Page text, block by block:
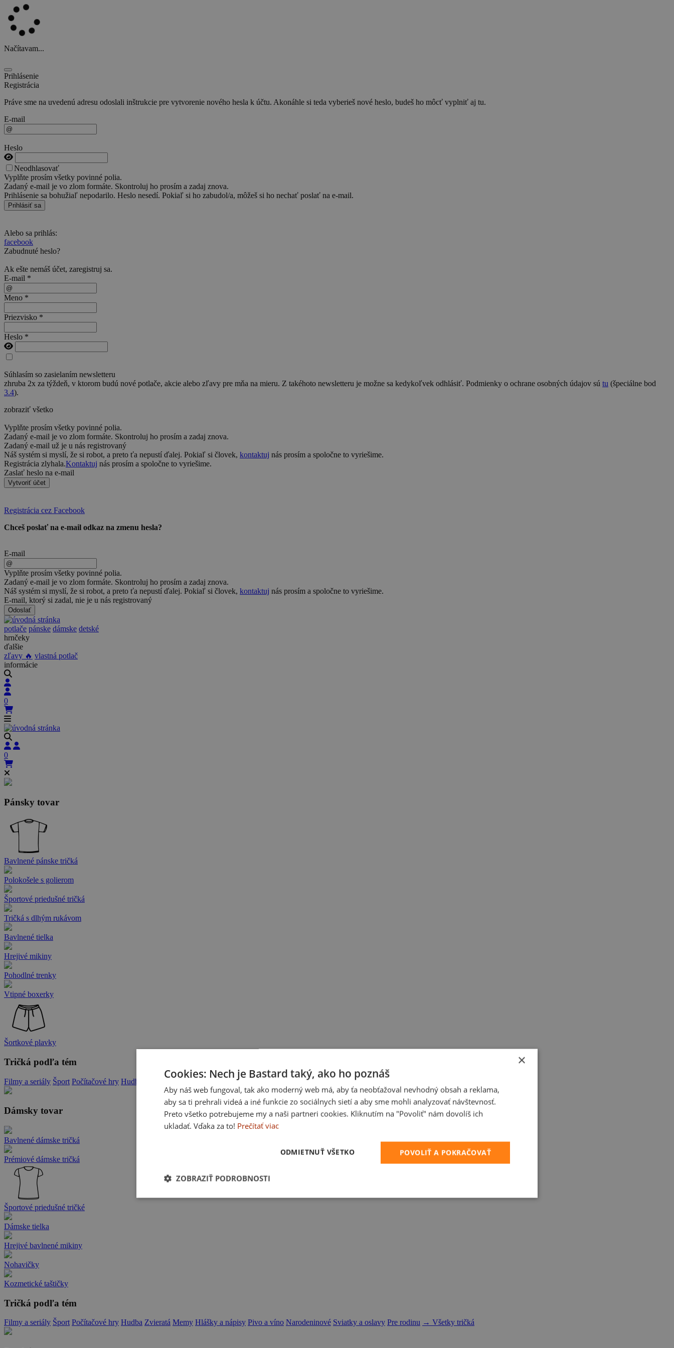
Načítavam...
Prihlásenie
Registrácia
Práve sme na uvedenú adresu odoslali inštrukcie pre vytvorenie nového hesla k účtu. Akonáhle si teda vyberieš nové heslo, budeš ho môcť vyplniť aj tu.
E-mail
Heslo
Neodhlasovať
Vyplňte prosím všetky povinné polia.
Zadaný e-mail je vo zlom formáte. Skontroluj ho prosím a zadaj znova.
Prihlásenie sa bohužiaľ nepodarilo. Heslo nesedí. Pokiaľ si ho zabudol/a, môžeš si ho nechať poslať na e-mail.
Prihlásiť sa
Alebo sa prihlás:
facebook
Zabudnuté heslo?
Ak ešte nemáš účet, zaregistruj sa.
E-mail *
Meno *
Priezvisko *
Heslo *
Súhlasím so zasielaním newsletteru
zhruba 2x za týždeň, v ktorom budú nové potlače, akcie alebo zľavy pre mňa na mieru. Z takéhoto newsletteru je možne sa kedykoľvek odhlásiť. Podmienky o ochrane osobných údajov sú tu (špeciálne bod
3.4).
zobraziť všetko
Vyplňte prosím všetky povinné polia.
Zadaný e-mail je vo zlom formáte. Skontroluj ho prosím a zadaj znova.
Zadaný e-mail už je u nás registrovaný
Náš systém si myslí, že si robot, a preto ťa nepustí ďalej. Pokiaľ si človek, kontaktuj nás prosím a spoločne to vyriešime.
Registrácia zlyhala.Kontaktuj nás prosím a spoločne to vyriešime.
Zaslať heslo na e-mail
Vytvoriť účet
Registrácia cez Facebook
Chceš poslať na e-mail odkaz na zmenu hesla?
E-mail
Vyplňte prosím všetky povinné polia.
Zadaný e-mail je vo zlom formáte. Skontroluj ho prosím a zadaj znova.
Náš systém si myslí, že si robot, a preto ťa nepustí ďalej. Pokiaľ si človek, kontaktuj nás prosím a spoločne to vyriešime.
E-mail, ktorý si zadal, nie je u nás registrovaný
Odoslať
potlače pánske dámske detské
hrnčeky
ďalšie
zľavy 🔥 vlastná potlač
informácie
0
0
Pánsky tovar
Bavlnené pánske tričká
Polokošele s golierom
Športové priedušné tričká
Tričká s dlhým rukávom
Bavlnené tielka
Hrejivé mikiny
Pohodlné trenky
Vtipné boxerky
Šortkové plavky
Tričká podľa tém
Filmy a seriály Šport Počítačové hry Hudba Hlášky a nápisy Narodeninové Sviatky a oslavy
Dámsky tovar
Bavlnené dámske tričká
Prémiové dámske tričká
Športové priedušné tričké
Dámske tielka
Hrejivé bavlnené mikiny
Nohavičky
Kozmetické taštičky
Tričká podľa tém
Filmy a seriály Šport Počítačové hry Hudba Zvieratá Memy Hlášky a nápisy Pivo a víno Narodeninové Sviatky a oslavy Pre rodinu → Všetky tričká
×
Cookies: Nech je Bastard taký, ako ho poznáš
Aby náš web fungoval, tak ako moderný web má, aby ťa neobťažoval nevhodný obsah a reklama,
aby sa ti prehrali videá a iné funkcie zo sociálnych sietí a aby sme mohli analyzovať návštevnosť.
Preto všetko potrebujeme my a naši partneri cookies. Kliknutím na "Povoliť" nám dovolíš ich
ukladať. Vďaka za to! Prečítať viac
POVOLIŤ A POKRAČOVAŤ
ODMIETNUŤ VŠETKO
ZOBRAZIŤ PODROBNOSTI